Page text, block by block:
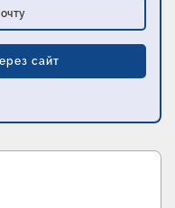
сайт